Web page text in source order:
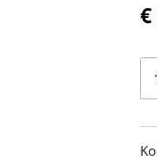
€